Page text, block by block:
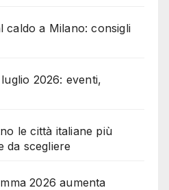
caldo a Milano: consigli
2026: eventi,
le città italiane più
da scegliere
2026 aumenta